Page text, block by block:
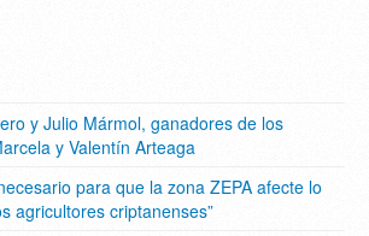
y Julio Mármol, ganadores de los
y Valentín Arteaga
para que la zona ZEPA afecte lo
agricultores criptanenses”